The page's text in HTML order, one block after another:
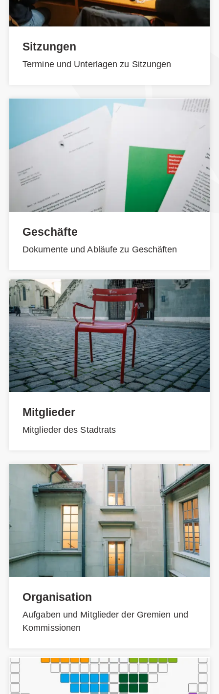
Sitzungen
Termine und Unterlagen zu Sitzungen
Geschäfte
Dokumente und Abläufe zu Geschäften
Mitglieder
Mitglieder des Stadtrats
Organisation
Aufgaben und Mitglieder der Gremien und
Kommissionen